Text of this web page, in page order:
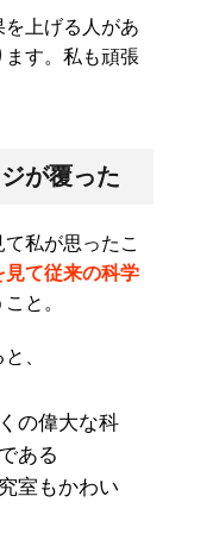
上げる人があ
ます。私も頑張
が覆った
私が思ったこ
見て従来の科学
こと。
、
の偉大な科
ある
室もかわい